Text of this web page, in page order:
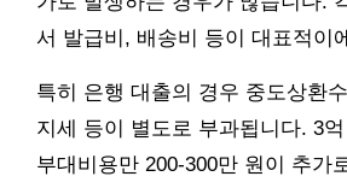
서 발급비, 배송비 등이 대표적이
특히 은행 대출의 경우 중도상환
지세 등이 별도로 부과됩니다. 3
부대비용만 200-300만 원이 추가